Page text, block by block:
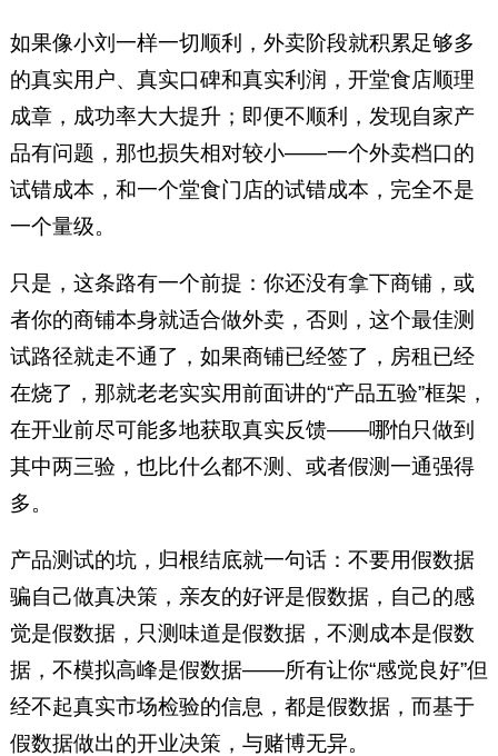
如果像小刘一样一切顺利，外卖阶段就积累足够多
的真实用户、真实口碑和真实利润，开堂食店顺理
成章，成功率大大提升；即便不顺利，发现自家产
品有问题，那也损失相对较小——一个外卖档口的
试错成本，和一个堂食门店的试错成本，完全不是
一个量级。
只是，这条路有一个前提：你还没有拿下商铺，或
者你的商铺本身就适合做外卖，否则，这个最佳测
试路径就走不通了，如果商铺已经签了，房租已经
在烧了，那就老老实实用前面讲的“产品五验”框架，
在开业前尽可能多地获取真实反馈——哪怕只做到
其中两三验，也比什么都不测、或者假测一通强得
多。
产品测试的坑，归根结底就一句话：不要用假数据
骗自己做真决策，亲友的好评是假数据，自己的感
觉是假数据，只测味道是假数据，不测成本是假数
据，不模拟高峰是假数据——所有让你“感觉良好”但
经不起真实市场检验的信息，都是假数据，而基于
假数据做出的开业决策，与赌博无异。